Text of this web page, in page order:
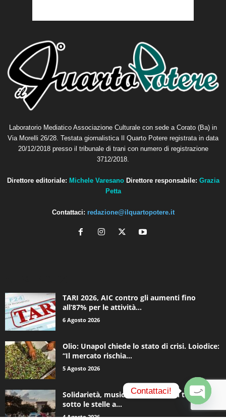
Laboratorio Mediatico Associazione Culturale con sede a Corato (Ba) in
Via Morelli 26/28. Testata giornalistica Il Quarto Potere registrata in data
20/12/2018 presso il tribunale di trani con numero di registrazione
3712/2018.
Direttore editoriale: Michele Varesano Direttore responsabile: Grazia
Petta
Contattaci: redazione@ilquartopotere.it
TARI 2026, AIC contro gli aumenti fino
all’87% per le attività...
6 Agosto 2026
Olio: Unapol chiede lo stato di crisi. Loiodice:
“Il mercato rischia...
5 Agosto 2026
Solidarietà, musica e una notte in tenda
sotto le stelle a...
4 Agosto 2026
Contattaci!
O